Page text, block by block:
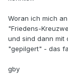
Woran ich mich
"Friedens-
und sind dann mit
"gepilgert" - das
gby